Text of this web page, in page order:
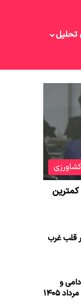
تحلیل
کشاورزی
کمترین
قلب غرب
و